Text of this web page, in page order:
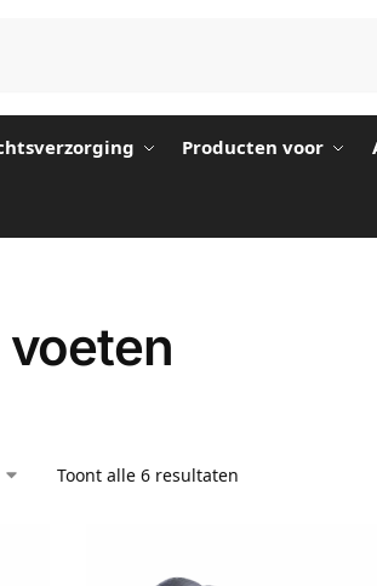
Producten voor
voeten
Toont alle 6 resultaten